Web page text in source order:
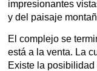
impresionantes
y del paisaje
El complejo se
está a la venta. La
Existe la